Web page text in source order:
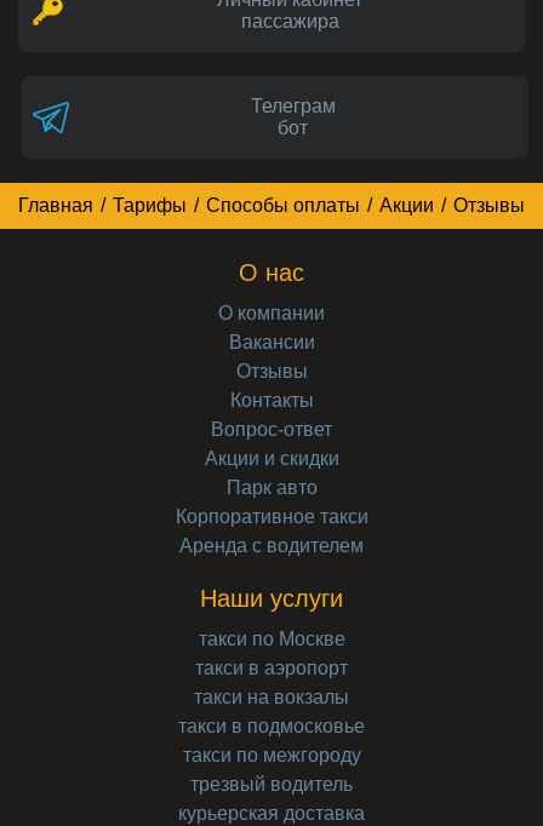
пассажира
Телеграм
бот
Главная / Тарифы / Способы оплаты / Акции / Отзывы
О нас
О компании
Вакансии
Отзывы
Контакты
Вопрос-ответ
Акции и скидки
Парк авто
Корпоративное такси
Аренда с водителем
Наши услуги
такси по Москве
такси в аэропорт
такси на вокзалы
такси в подмосковье
такси по межгороду
трезвый водитель
курьерская доставка